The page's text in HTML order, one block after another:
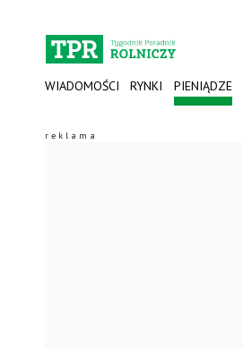
WIADOMOŚCI RYNKI PIENIĄDZE